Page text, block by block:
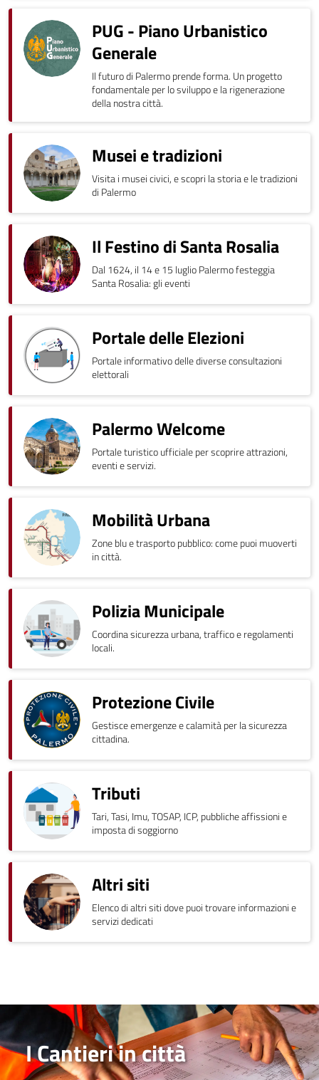
PUG - Piano Urbanistico
Generale
Il futuro di Palermo prende forma. Un progetto
fondamentale per lo sviluppo e la rigenerazione
della nostra città.
Musei e tradizioni
Visita i musei civici, e scopri la storia e le tradizioni
di Palermo
Il Festino di Santa Rosalia
Dal 1624, il 14 e 15 luglio Palermo festeggia
Santa Rosalia: gli eventi
Portale delle Elezioni
Portale informativo delle diverse consultazioni
elettorali
Palermo Welcome
Portale turistico ufficiale per scoprire attrazioni,
eventi e servizi.
Mobilità Urbana
Zone blu e trasporto pubblico: come puoi muoverti
in città.
Polizia Municipale
Coordina sicurezza urbana, traffico e regolamenti
locali.
Protezione Civile
Gestisce emergenze e calamità per la sicurezza
cittadina.
Tributi
Tari, Tasi, Imu, TOSAP, ICP, pubbliche affissioni e
imposta di soggiorno
Altri siti
Elenco di altri siti dove puoi trovare informazioni e
servizi dedicati
I Cantieri in città